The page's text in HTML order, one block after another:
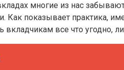
многие из нас
показывает практика,
все что